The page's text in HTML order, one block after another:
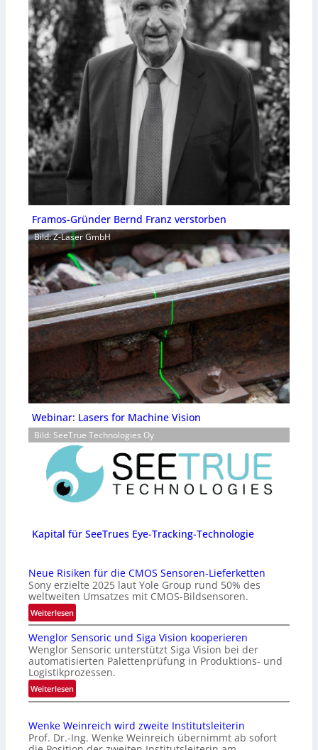
Framos-Gründer Bernd Franz verstorben
Bild: Z-Laser GmbH
Webinar: Lasers for Machine Vision
Bild: SeeTrue Technologies Oy
Kapital für SeeTrues Eye-Tracking-Technologie
Neue Risiken für die CMOS Sensoren-Lieferketten
Sony erzielte 2025 laut Yole Group rund 50% des
weltweiten Umsatzes mit CMOS-Bildsensoren.
Weiterlesen:
N
e
u
e
R
i
s
k
e
Wenglor Sensoric und Siga Vision kooperieren
Wenglor Sensoric unterstützt Siga Vision bei der
automatisierten Palettenprüfung in Produktions- und
Logistikprozessen.
Weiterlesen:
W
n
g
Wenke Weinreich wird zweite Institutsleiterin
Prof. Dr.-Ing. Wenke Weinreich übernimmt ab sofort